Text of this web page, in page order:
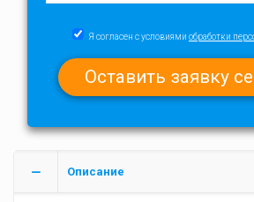
Я согласен с условиями обработки
Описание